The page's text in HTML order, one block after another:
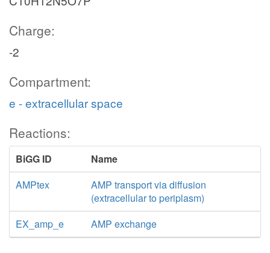
Charge:
-2
Compartment:
e - extracellular space
Reactions:
BiGG ID
Name
AMPtex
AMP transport via diffusion
(extracellular to periplasm)
EX_amp_e
AMP exchange